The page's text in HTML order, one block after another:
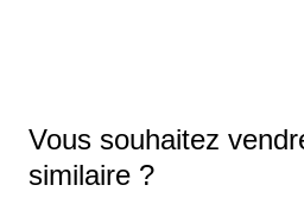
Vous souhaitez
similaire ?